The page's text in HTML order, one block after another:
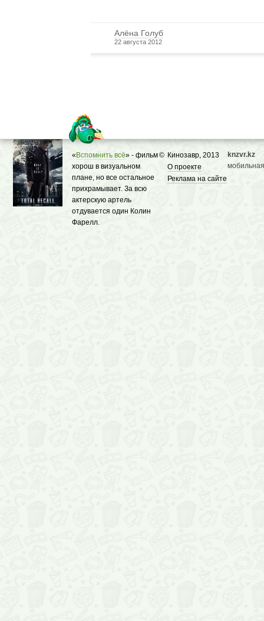
Алёна Голуб
22 августа 2012
© Кинозавр, 2013
О проекте
Реклама на сайте
« Вспомнить всё» - фильм
хорош в визуальном
плане, но все остальное
прихрамывает. За всю
актерскую артель
отдувается один Колин
Фарелл.
knzvr.kz